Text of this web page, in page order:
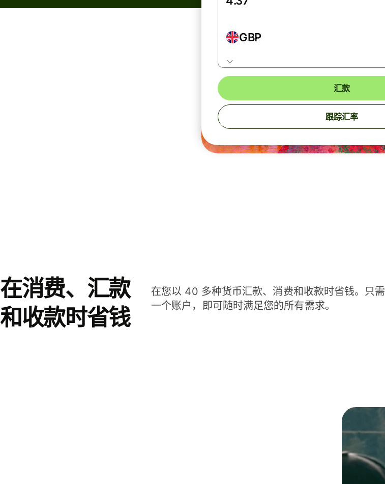
GBP
汇款
跟踪汇率
在消费、汇款
和收款时省钱
在您以 40 多种货币汇款、消费和收款时省钱。只需
一个账户，即可随时满足您的所有需求。